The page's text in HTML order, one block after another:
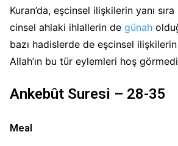
Kuran’da, eşcinsel ilişkilerin yanı
cinsel ahlaki ihlallerin de günah
bazı hadislerde de eşcinsel ilişkilerin
Allah’ın bu tür eylemleri hoş
Ankebût Suresi – 28-35
Meal